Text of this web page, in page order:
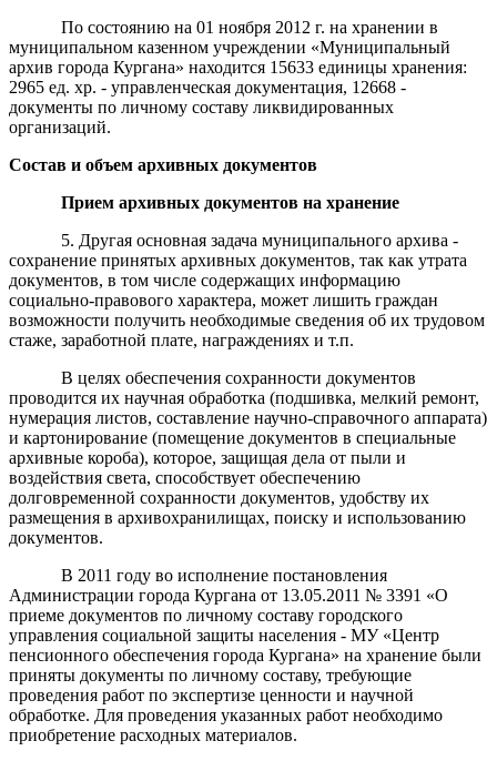
По состоянию на 01 ноября 2012 г. на хранении в
муниципальном казенном учреждении «Муниципальный
архив города Кургана» находится 15633 единицы хранения:
2965 ед. хр. - управленческая документация, 12668 -
документы по личному составу ликвидированных
организаций.
Состав и объем архивных документов
Прием архивных документов на хранение
5. Другая основная задача муниципального архива -
сохранение принятых архивных документов, так как утрата
документов, в том числе содержащих информацию
социально-правового характера, может лишить граждан
возможности получить необходимые сведения об их трудовом
стаже, заработной плате, награждениях и т.п.
В целях обеспечения сохранности документов
проводится их научная обработка (подшивка, мелкий ремонт,
нумерация листов, составление научно-справочного аппарата)
и картонирование (помещение документов в специальные
архивные короба), которое, защищая дела от пыли и
воздействия света, способствует обеспечению
долговременной сохранности документов, удобству их
размещения в архивохранилищах, поиску и использованию
документов.
В 2011 году во исполнение постановления
Администрации города Кургана от 13.05.2011 № 3391 «О
приеме документов по личному составу городского
управления социальной защиты населения - МУ «Центр
пенсионного обеспечения города Кургана» на хранение были
приняты документы по личному составу, требующие
проведения работ по экспертизе ценности и научной
обработке. Для проведения указанных работ необходимо
приобретение расходных материалов.